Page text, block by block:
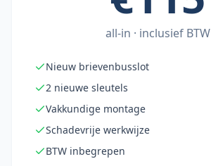
all-in · inclusief BTW
Nieuw brievenbusslot
2 nieuwe sleutels
Vakkundige montage
Schadevrije werkwijze
BTW inbegrepen